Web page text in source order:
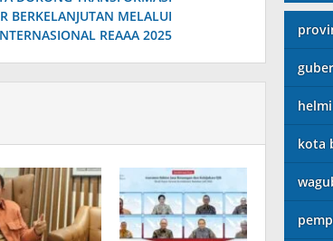
BERKELANJUTAN MELALUI
REAAA 2025
kota